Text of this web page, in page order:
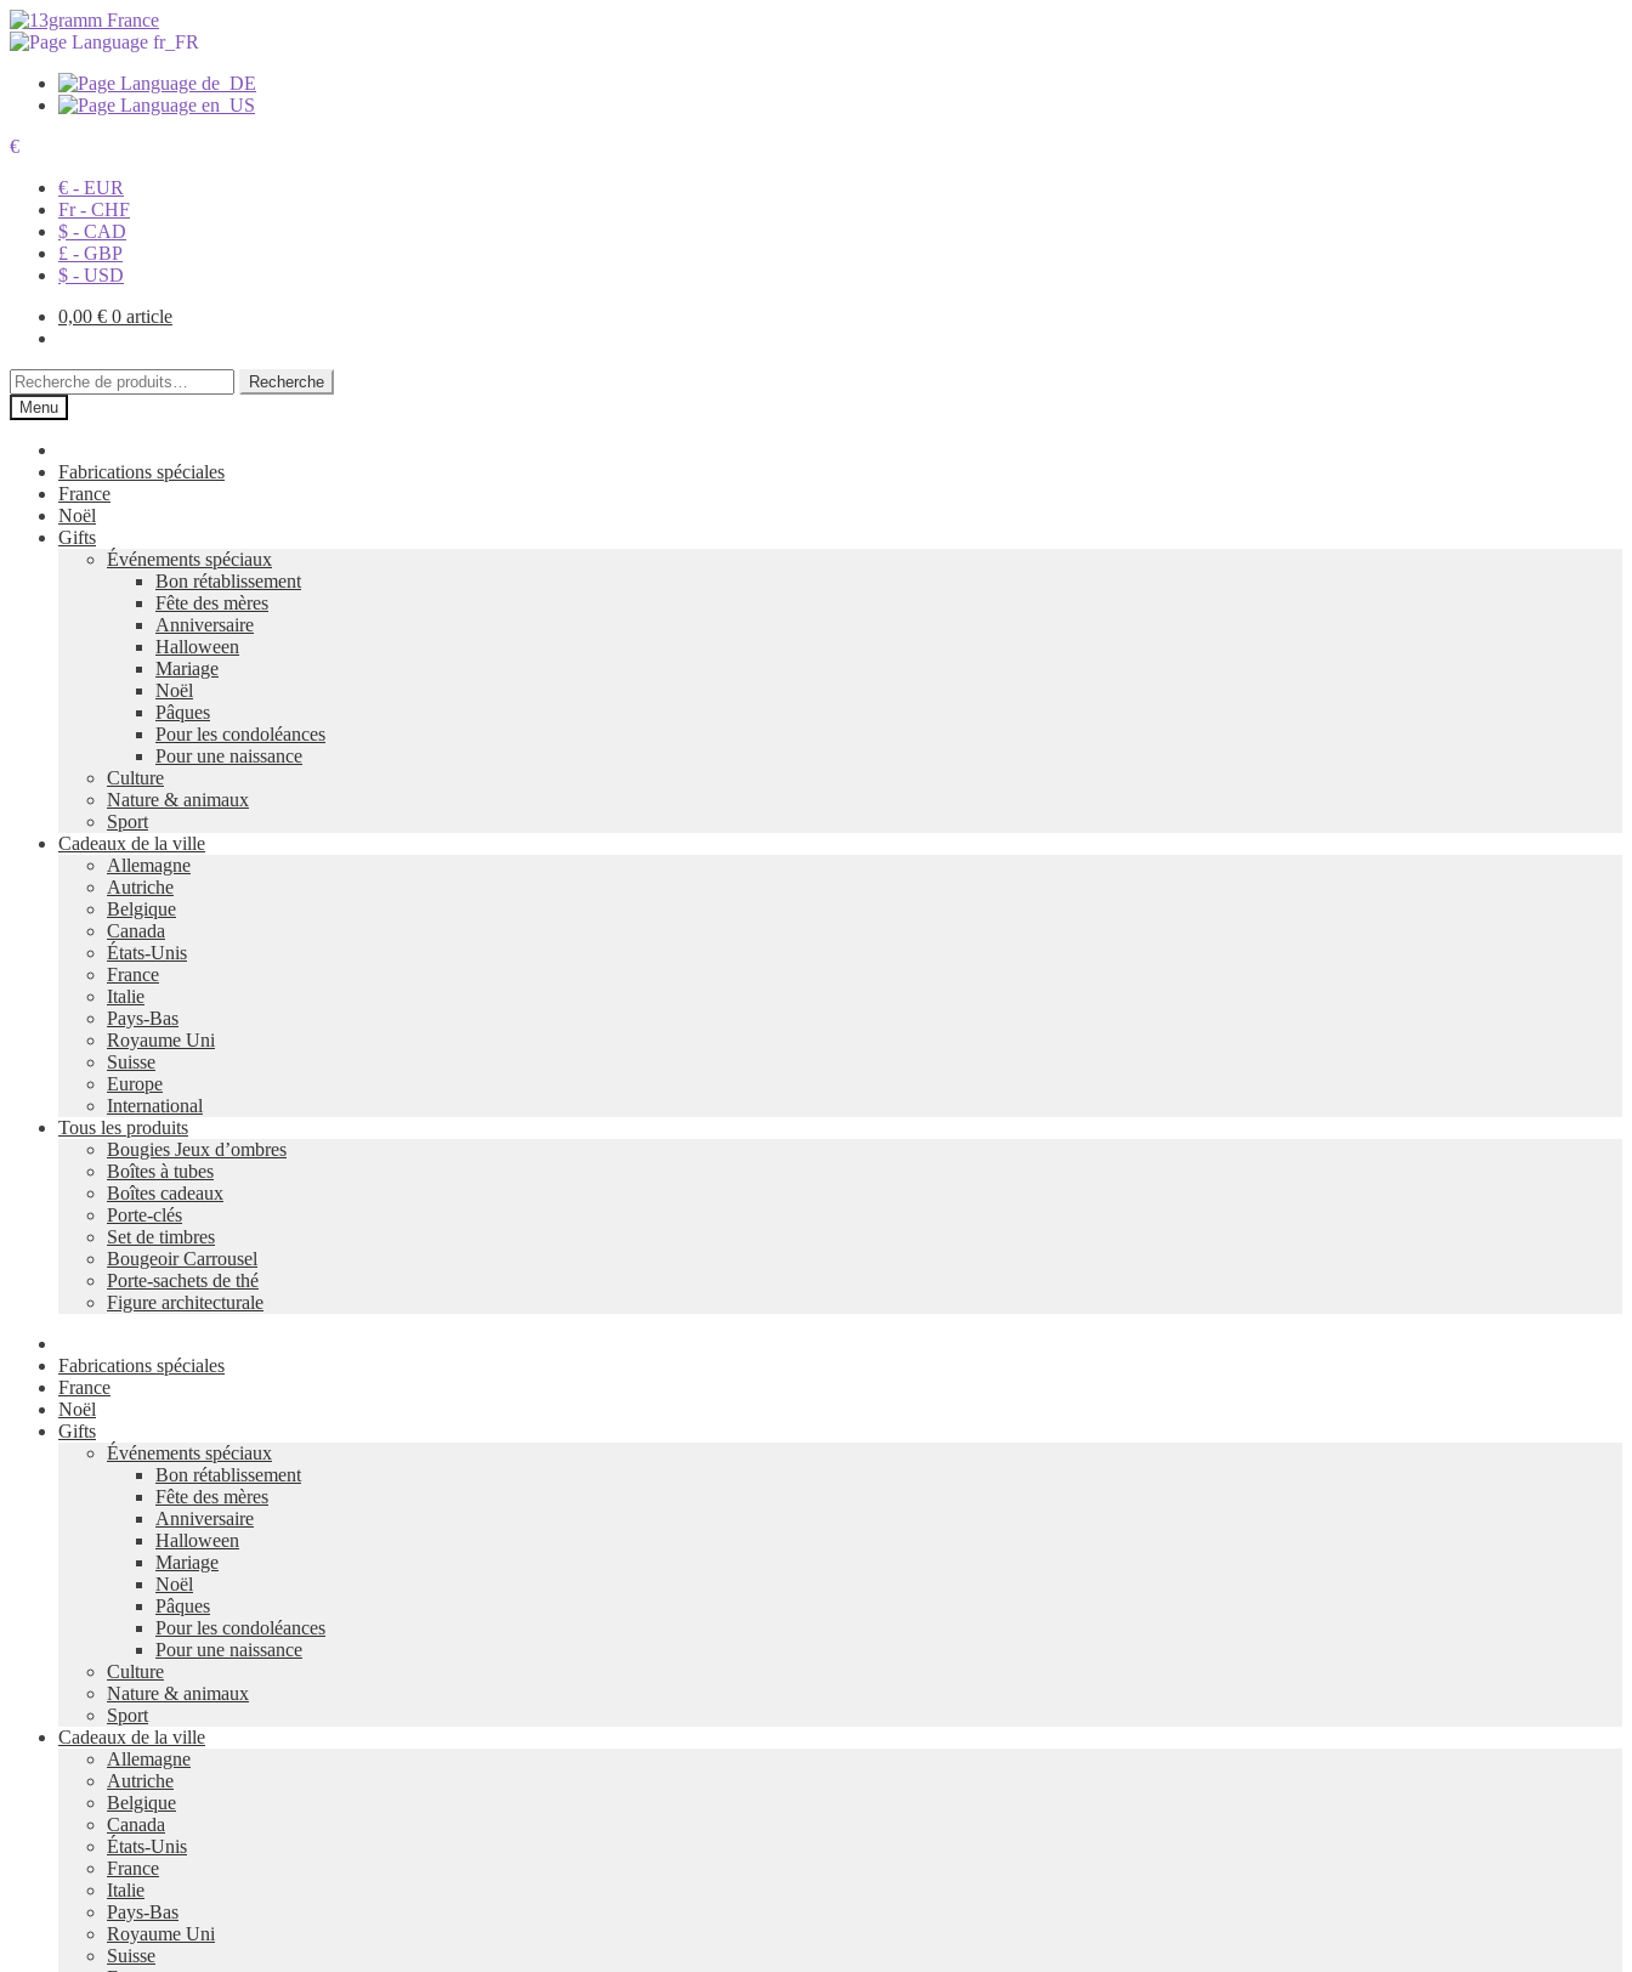
€
€ - EUR
Fr - CHF
$ - CAD
£ - GBP
$ - USD
0,00 € 0 article
Recherche
pour :
Recherche
Menu
Fabrications spéciales
France
Noël
Gifts
Événements spéciaux
Bon rétablissement
Fête des mères
Anniversaire
Halloween
Mariage
Noël
Pâques
Pour les condoléances
Pour une naissance
Culture
Nature & animaux
Sport
Cadeaux de la ville
Allemagne
Autriche
Belgique
Canada
États-Unis
France
Italie
Pays-Bas
Royaume Uni
Suisse
Europe
International
Tous les produits
Bougies Jeux d’ombres
Boîtes à tubes
Boîtes cadeaux
Porte-clés
Set de timbres
Bougeoir Carrousel
Porte-sachets de thé
Figure architecturale
Fabrications spéciales
France
Noël
Gifts
Événements spéciaux
Bon rétablissement
Fête des mères
Anniversaire
Halloween
Mariage
Noël
Pâques
Pour les condoléances
Pour une naissance
Culture
Nature & animaux
Sport
Cadeaux de la ville
Allemagne
Autriche
Belgique
Canada
États-Unis
France
Italie
Pays-Bas
Royaume Uni
Suisse